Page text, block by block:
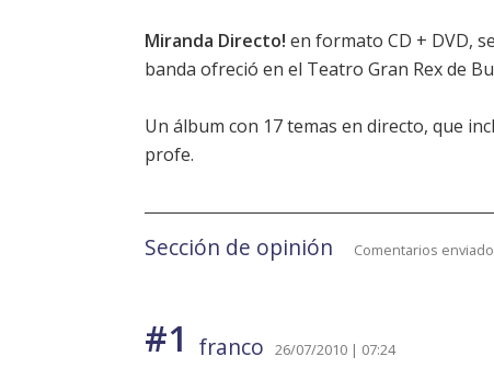
Miranda Directo! en formato CD + DVD,
banda ofreció en el Teatro Gran Rex de
Un álbum con 17 temas en directo, que
profe.
Sección de opinión Comentarios
#1 franco 26/07/2010 | 07:24